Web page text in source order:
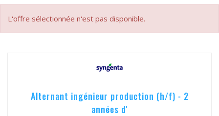
L'offre sélectionnée n'est pas disponible.
Alternant ingénieur production (h/f) - 2
années d'